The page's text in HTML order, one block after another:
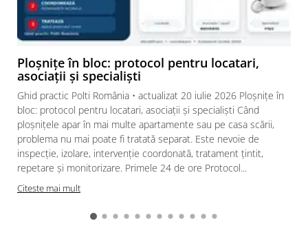
Ploșnițe în bloc: protocol pentru locatari,
asociații și specialiști
Ghid practic Polti România • actualizat 20 iulie 2026 Ploșnițe în
bloc: protocol pentru locatari, asociații și specialiști Când
ploșnițele apar în mai multe apartamente sau pe casa scării,
problema nu mai poate fi tratată separat. Este nevoie de
inspecție, izolare, intervenție coordonată, tratament țintit,
repetare și monitorizare. Primele 24 de ore Protocol...
Citeste mai mult